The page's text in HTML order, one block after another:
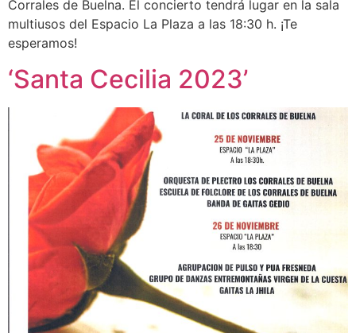
Corrales de Buelna. El concierto tendrá lugar en la sala
multiusos del Espacio La Plaza a las 18:30 h. ¡Te
esperamos!
‘Santa Cecilia 2023’